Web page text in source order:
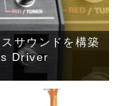
サウンドを構築
Driver